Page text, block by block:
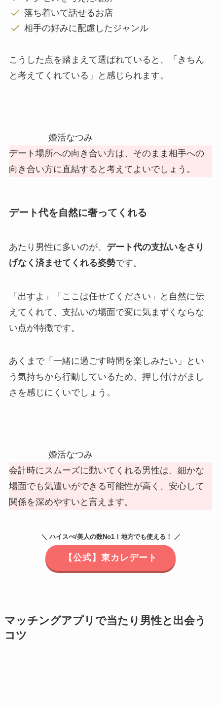
落ち着いて話せるお店
相手の好みに配慮したジャンル
こうした点を踏まえて選ばれていると、「きちん
と考えてくれている」と感じられます。
婚活なつみ
デート場所への向き合い方は、そのまま相手への
向き合い方に直結すると考えてよいでしょう。
デート代を自然に奢ってくれる
あたり男性に多いのが、 デート代の支払いをさり
げなく済ませてくれる姿勢です。
「出すよ」「ここは任せてください」と自然に伝
えてくれて、支払いの場面で変に気まずくならな
い点が特徴です。
あくまで「一緒に過ごす時間を楽しみたい」とい
う気持ちから行動しているため、押し付けがまし
さを感じにくいでしょう。
婚活なつみ
会計時にスムーズに動いてくれる男性は、細かな
場面でも気遣いができる可能性が高く、安心して
関係を深めやすいと言えます。
＼ ハイスぺ/美人の数No1！地方でも使える！ ／
【公式】東カレデート
マッチングアプリで当たり男性と出会う
コツ